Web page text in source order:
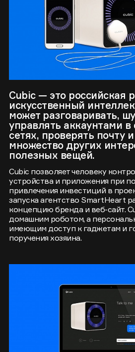
Cubic — это российская
искусственный
может разговаривать,
управлять аккаунтами
сетях, проверять почту
множество других
полезных вещей.
Cubic позволяет человеку
устройства и приложения при
привлечения инвестиций в
запуска агентство SmartHeart
концепцию бренда и веб-сайт.
домашним роботом, а
имеющим доступ к гаджетам и
поручения хозяина.